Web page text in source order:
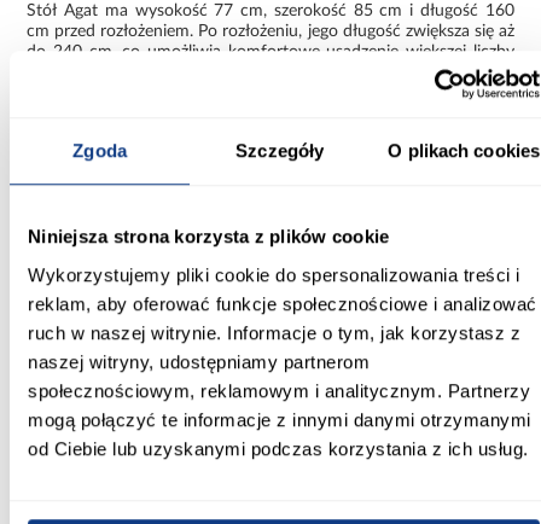
Zgoda Szczegóły O plikach cookies
Niniejsza strona korzysta z plików cookie
Wykorzystujemy pliki cookie do spersonalizowania treści i
reklam, aby oferować funkcje społecznościowe i analizować
ruch w naszej witrynie. Informacje o tym, jak korzystasz z
naszej witryny, udostępniamy partnerom
społecznościowym, reklamowym i analitycznym. Partnerzy
mogą połączyć te informacje z innymi danymi otrzymanymi
od Ciebie lub uzyskanymi podczas korzystania z ich usług.
Stół Agat ma wysokość 77 cm, szerokość 85 cm i długość 160
cm przed rozłożeniem. Po rozłożeniu, jego długość zwiększa się aż
do 240 cm, co umożliwia komfortowe usadzenie większej liczby
gości. Funkcja rozkładania z dodatkowymi dwoma wkładkami po
40 cm każda sprawia, że jest to doskonały wybór dla tych, którzy
matowe wykończenie dodają elegancji oraz subtelnej prostoty,
po nowoczesne. Jasne drewnopodobne wybarwienie blatu
dodaje stołu naturalnego charakteru, nadając pomieszczeniu
Stelaż stołu Agat wykonany jest z połączenia płyty MDF i
drewna, co gwarantuje stabilność i wytrzymałość konstrukcji.
Staranne wykonanie oraz wysokiej jakości materiały sprawiają, że
stół będzie służył przez długie lata, zachowując przy tym swój
elegancki wygląd.